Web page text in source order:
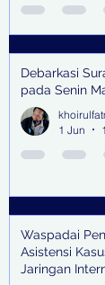
Debarkasi
pada Senin
1 Jun
Waspadai
Asistensi
Jaringan